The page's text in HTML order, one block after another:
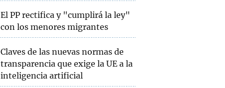
El PP rectifica y "cumplirá la ley"
con los menores migrantes
Claves de las nuevas normas de
transparencia que exige la UE a la
inteligencia artificial